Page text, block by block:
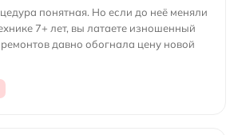
понятная. Но если до неё меняли
7+ лет, вы латаете изношенный
давно обогнала цену новой